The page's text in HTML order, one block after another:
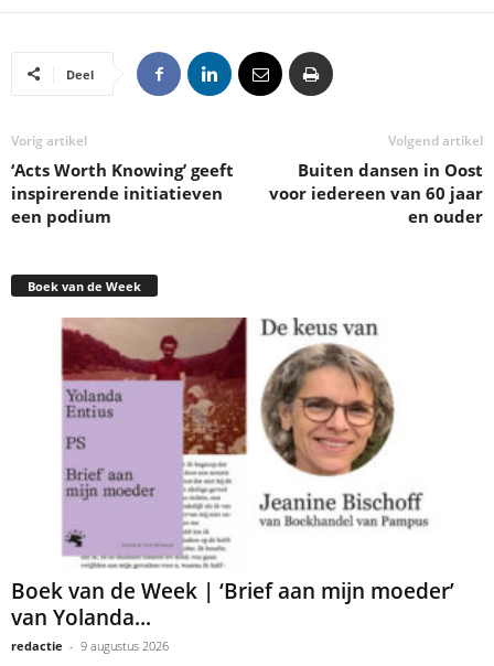
Deel
Vorig artikel
‘Acts Worth Knowing’ geeft
inspirerende initiatieven
een podium
Volgend artikel
Buiten dansen in Oost
voor iedereen van 60 jaar
en ouder
Boek van de Week
Boek van de Week | ‘Brief aan mijn moeder’
van Yolanda...
redactie - 9 augustus 2026